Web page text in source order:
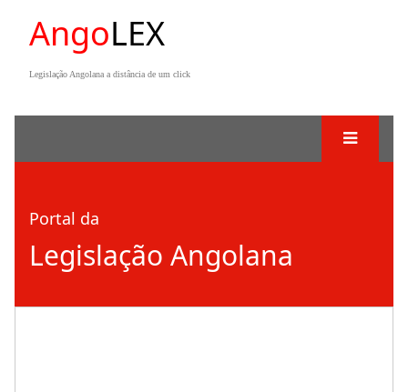
AngoLEX
Legislação Angolana a distância de um click
Portal da
Legislação Angolana